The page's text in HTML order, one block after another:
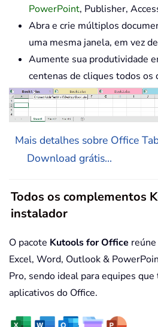
PowerPoint, Publisher,
Abra e crie múltiplos
uma mesma janela, em vez
Aumente sua produtividade
centenas de cliques todos os
Mais detalhes sobre Office
Download grátis...
Todos os complementos
instalador
O pacote Kutools for Office
Excel, Word, Outlook &
Pro, sendo ideal para equipes
aplicativos do Office.